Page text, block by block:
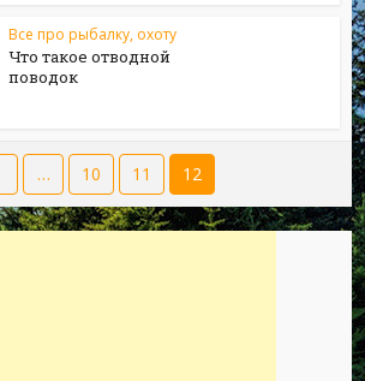
Все про рыбалку, охоту
Что такое отводной
поводок
… 10 11 12